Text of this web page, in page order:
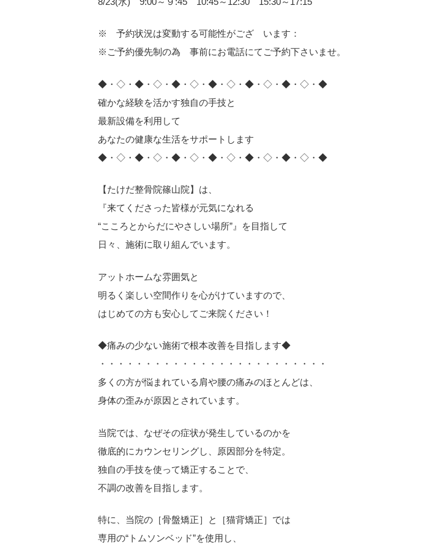
※ 予約状況は変動する可能性がござ います：
※ご予約優先制の為 事前にお電話にてご予約下さいませ。
◆・◇・◆・◇・◆・◇・◆・◇・◆・◇・◆・◇・◆
確かな経験を活かす独自の手技と
最新設備を利用して
あなたの健康な生活をサポートします
◆・◇・◆・◇・◆・◇・◆・◇・◆・◇・◆・◇・◆
【たけだ整骨院篠山院】は、
『来てくださった皆様が元気になれる
“こころとからだにやさしい場所”』を目指して
日々、施術に取り組んでいます。
アットホームな雰囲気と
明るく楽しい空間作りを心がけていますので、
はじめての方も安心してご来院ください！
◆痛みの少ない施術で根本改善を目指します◆
・・・・・・・・・・・・・・・・・・・・・・・・・
多くの方が悩まれている肩や腰の痛みのほとんどは、
身体の歪みが原因とされています。
当院では、なぜその症状が発生しているのかを
徹底的にカウンセリングし、原因部分を特定。
独自の手技を使って矯正することで、
不調の改善を目指します。
特に、当院の［骨盤矯正］と［猫背矯正］では
専用の“トムソンベッド”を使用し、